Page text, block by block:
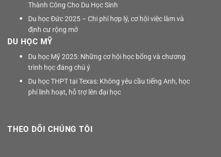
Thành Công Cho Du Học Sinh
Du học Đức 2025 – Chi phí hợp lý, cơ hội việc làm và
định cư rộng mở
DU HỌC MỸ
Du học Mỹ 2025: Những cơ hội học bổng và chương
trình học đáng chú ý
Du học THPT tại Texas: Không yêu cầu tiếng Anh, học
phí linh hoạt, hỗ trợ lên đại học
THEO DÕI CHÚNG TÔI